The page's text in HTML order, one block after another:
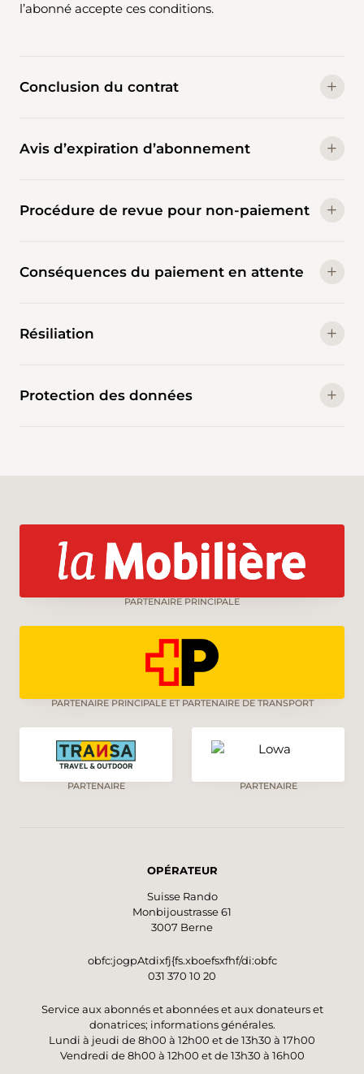
l’abonné accepte ces conditions.
Conclusion du contrat
Avis d’expiration d’abonnement
Procédure de revue pour non-paiement
Conséquences du paiement en attente
Résiliation
Protection des données
PARTENAIRE PRINCIPALE
PARTENAIRE PRINCIPALE ET PARTENAIRE DE TRANSPORT
PARTENAIRE PARTENAIRE
OPÉRATEUR
Suisse Rando
Monbijoustrasse 61
3007 Berne
obfc:jogpAtdixfj{fs.xboefsxfhf/di:obfc
031 370 10 20
Service aux abonnés et abonnées et aux donateurs et
donatrices; informations générales.
Lundi à jeudi de 8h00 à 12h00 et de 13h30 à 17h00
Vendredi de 8h00 à 12h00 et de 13h30 à 16h00